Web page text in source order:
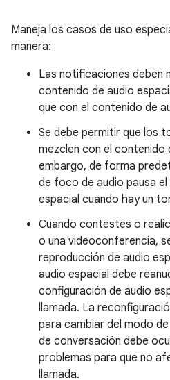
Maneja los casos de uso
manera:
Las notificaciones deben
contenido de audio
que con el contenido de
Se debe permitir que los
mezclen con el contenido
embargo, de forma
de foco de audio pausa
espacial cuando hay un
Cuando contestes o
o una videoconferencia,
reproducción de audio
audio espacial debe
configuración de audio
llamada. La
para cambiar del modo
de conversación debe
problemas para que no
llamada.